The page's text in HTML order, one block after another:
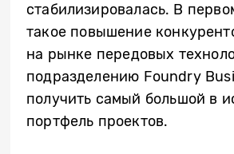
стабилизировалась. В
такое повышение
на рынке передовых
подразделению Foundry
получить самый большой в
портфель проектов.